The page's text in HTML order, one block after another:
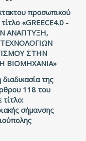
προσωπικού
«GREECE4.0 -
ΑΝΑΠΤΥΞΗ,
ΣΤΗΝ
ΒΙΟΜΗΧΑΝΙΑ»
της
118 του
σήμανσης